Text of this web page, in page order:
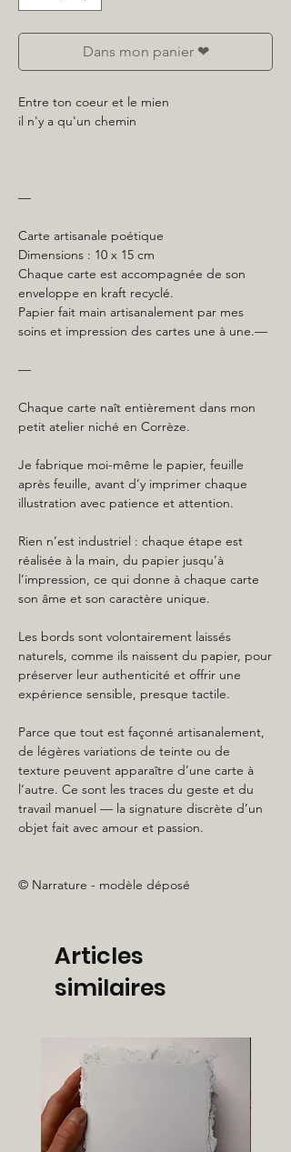
Dans mon panier ❤
Entre ton coeur et le mien
il n'y a qu'un chemin
—
Carte artisanale poétique
Dimensions : 10 x 15 cm
Chaque carte est accompagnée de son
enveloppe en kraft recyclé.
Papier fait main artisanalement par mes
soins et impression des cartes une à une.—
—
Chaque carte naît entièrement dans mon
petit atelier niché en Corrèze.
Je fabrique moi-même le papier, feuille
après feuille, avant d’y imprimer chaque
illustration avec patience et attention.
Rien n’est industriel : chaque étape est
réalisée à la main, du papier jusqu’à
l’impression, ce qui donne à chaque carte
son âme et son caractère unique.
Les bords sont volontairement laissés
naturels, comme ils naissent du papier, pour
préserver leur authenticité et offrir une
expérience sensible, presque tactile.
Parce que tout est façonné artisanalement,
de légères variations de teinte ou de
texture peuvent apparaître d’une carte à
l’autre. Ce sont les traces du geste et du
travail manuel — la signature discrète d’un
objet fait avec amour et passion.
© Narrature - modèle déposé
Articles
similaires